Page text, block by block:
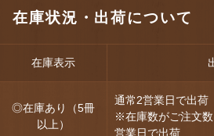
在庫状況・出荷について
在庫表示
◎在庫あり（5冊
以上）
通常2営業日で出荷
※在庫数がご注文
営業日で出荷